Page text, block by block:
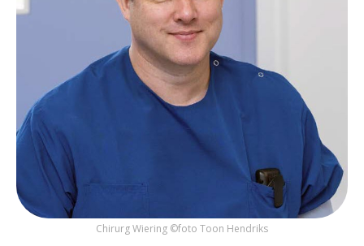
Chirurg Wiering ©foto Toon Hendriks